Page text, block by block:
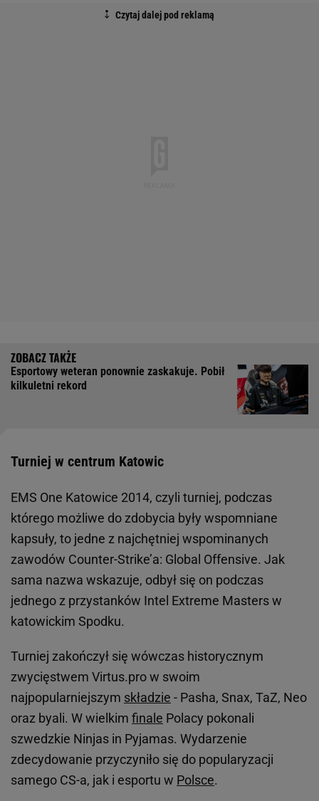
Esportowy weteran ponownie zaskakuje. Pobił
kilkuletni rekord
Turniej w centrum Katowic
EMS One Katowice 2014, czyli turniej, podczas
którego możliwe do zdobycia były wspomniane
kapsuły, to jedne z najchętniej wspominanych
zawodów Counter-Strike’a: Global Offensive. Jak
sama nazwa wskazuje, odbył się on podczas
jednego z przystanków Intel Extreme Masters w
katowickim Spodku.
Turniej zakończył się wówczas historycznym
zwycięstwem Virtus.pro w swoim
najpopularniejszym składzie - Pasha, Snax, TaZ, Neo
oraz byali. W wielkim finale Polacy pokonali
szwedzkie Ninjas in Pyjamas. Wydarzenie
zdecydowanie przyczyniło się do popularyzacji
samego CS-a, jak i esportu w Polsce.